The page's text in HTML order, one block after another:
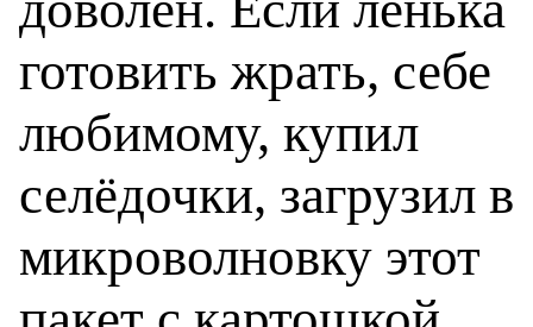
готовить жрать, себе
любимому, купил
селёдочки, загрузил в
микроволновку этот